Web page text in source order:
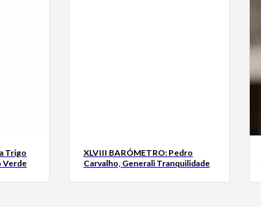
Trigo
Verde
XLVIII BARÓMETRO: Pedro
Carvalho, Generali Tranquilidade